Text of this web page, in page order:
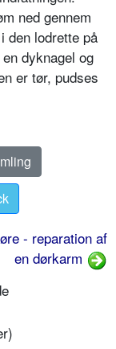
ned gennem
den lodrette på
dyknagel og
er tør, pudses
- reparation af
en dørkarm